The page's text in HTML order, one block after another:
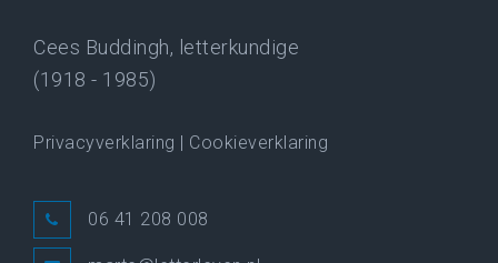
Cees Buddingh, letterkundige
(1918 - 1985)
Privacyverklaring Cookieverklaring
06 41 208 008